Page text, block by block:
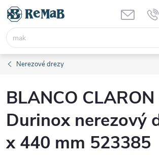
Prejsť
obsah
Nerezové drezy
BLANCO
Durinox nerezový
x 440 mm 523385